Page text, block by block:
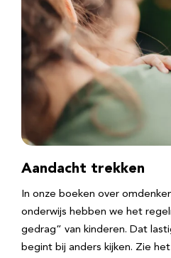
Aandacht trekken
In onze boeken over
onderwijs hebben we het
gedrag” van kinderen. Dat
begint bij anders kijken. Zie